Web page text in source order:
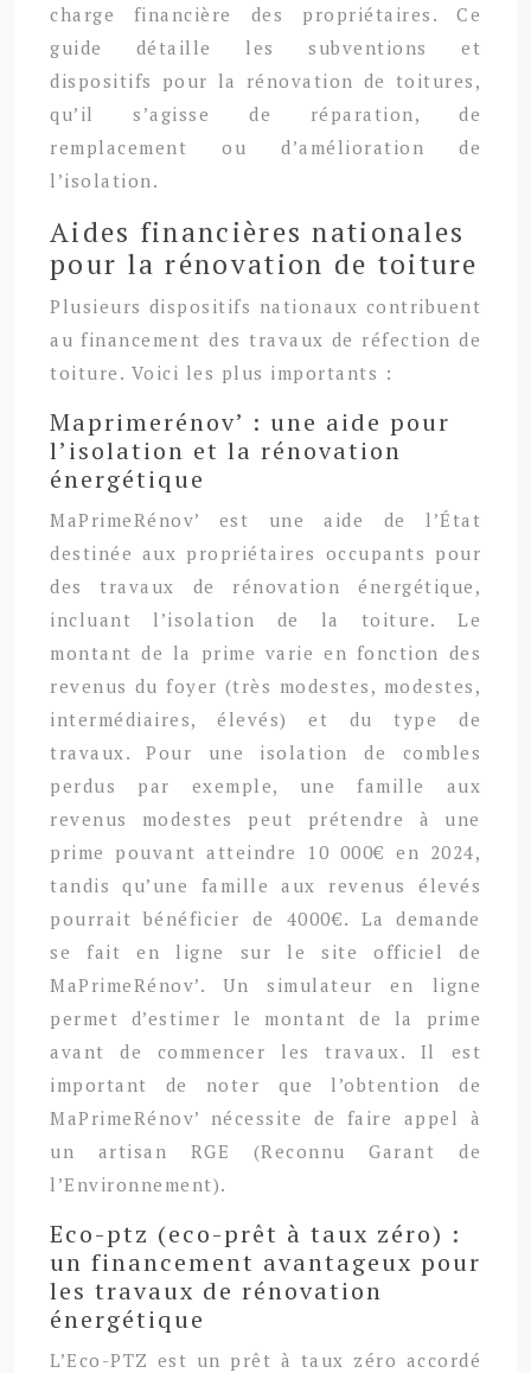
charge financière des propriétaires. Ce
guide détaille les subventions et
dispositifs pour la rénovation de toitures,
qu’il s’agisse de réparation, de
remplacement ou d’amélioration de
l’isolation.
Aides financières nationales
pour la rénovation de toiture
Plusieurs dispositifs nationaux contribuent
au financement des travaux de réfection de
toiture. Voici les plus importants :
Maprimerénov’ : une aide pour
l’isolation et la rénovation
énergétique
MaPrimeRénov’ est une aide de l’État
destinée aux propriétaires occupants pour
des travaux de rénovation énergétique,
incluant l’isolation de la toiture. Le
montant de la prime varie en fonction des
revenus du foyer (très modestes, modestes,
intermédiaires, élevés) et du type de
travaux. Pour une isolation de combles
perdus par exemple, une famille aux
revenus modestes peut prétendre à une
prime pouvant atteindre 10 000€ en 2024,
tandis qu’une famille aux revenus élevés
pourrait bénéficier de 4000€. La demande
se fait en ligne sur le site officiel de
MaPrimeRénov’. Un simulateur en ligne
permet d’estimer le montant de la prime
avant de commencer les travaux. Il est
important de noter que l’obtention de
MaPrimeRénov’ nécessite de faire appel à
un artisan RGE (Reconnu Garant de
l’Environnement).
Eco-ptz (eco-prêt à taux zéro) :
un financement avantageux pour
les travaux de rénovation
énergétique
L’Eco-PTZ est un prêt à taux zéro accordé